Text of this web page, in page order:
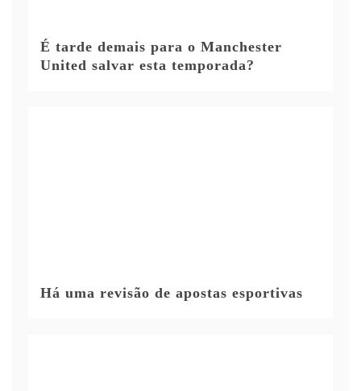
É tarde demais para o Manchester
United salvar esta temporada?
Há uma revisão de apostas esportivas